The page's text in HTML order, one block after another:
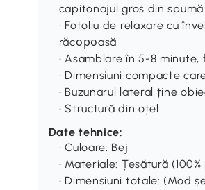
capitonajul gros din
• Fotoliu de relaxare cu
răcороasă
• Asamblare în 5-8
• Dimensiuni compacte
• Buzunarul lateral ține
• Structură din oțel
Date tehnice:
• Culoare: Bej
• Materiale: Țesătură
• Dimensiuni totale: (Mod